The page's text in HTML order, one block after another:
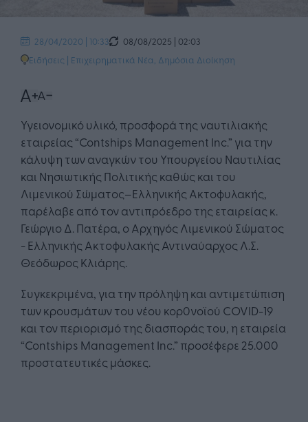
28/04/2020 | 10:33
08/08/2025 | 02:03
Ειδήσεις | Επιχειρηματικά Νέα Δημόσια Διοίκηση
Υγειονομικό υλικό, προσφορά της ναυτιλιακής
εταιρείας “Contships Management Inc.” για την
κάλυψη των αναγκών του Υπουργείου Ναυτιλίας
και Νησιωτικής Πολιτικής καθώς και του
Λιμενικού Σώματος–Ελληνικής Ακτοφυλακής,
παρέλαβε από τον αντιπρόεδρο της εταιρείας κ.
Γεώργιο Δ. Πατέρα, ο Αρχηγός Λιμενικού Σώματος
- Ελληνικής Ακτοφυλακής Αντιναύαρχος Λ.Σ.
Θεόδωρος Κλιάρης.
Συγκεκριμένα, για την πρόληψη και αντιμετώπιση
των κρουσμάτων του νέου κορ0νοϊού COVID-19
και τον περιορισμό της διασποράς του, η εταιρεία
“Contships Management Inc.” προσέφερε 25.000
προστατευτικές μάσκες.